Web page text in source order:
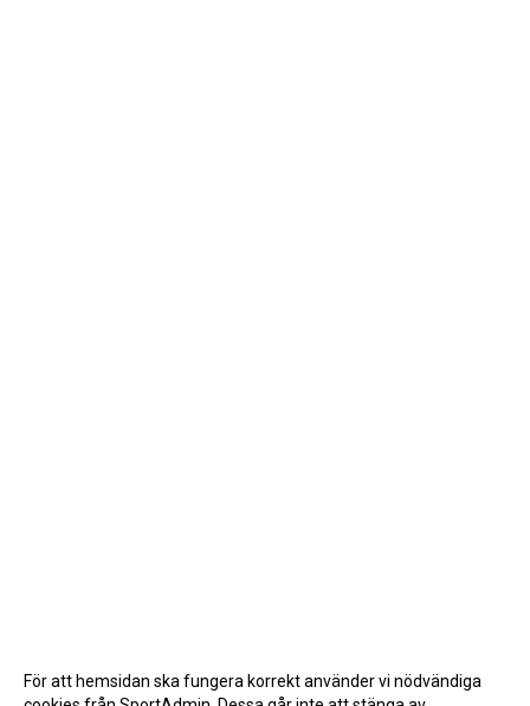
För att hemsidan ska fungera korrekt använder vi nödvändiga